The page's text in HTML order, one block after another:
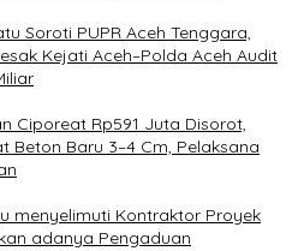
Soroti PUPR Aceh Tenggara,
Kejati Aceh–Polda Aceh Audit
Ciporeat Rp591 Juta Disorot,
Beton Baru 3–4 Cm, Pelaksana
menyelimuti Kontraktor Proyek
adanya Pengaduan